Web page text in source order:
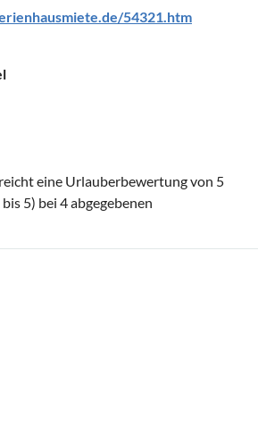
54321.htm
eine Urlauberbewertung von 5
bis 5) bei 4abgegebenen